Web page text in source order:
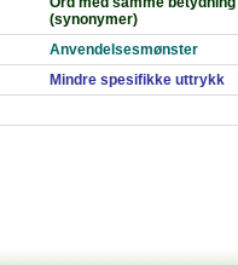
(synonymer)
Anvendelsesmønster
Mindre spesifikke uttrykk